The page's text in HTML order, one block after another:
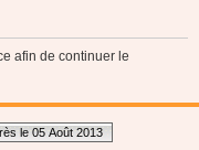
afin de continuer le
le 05 Août 2013